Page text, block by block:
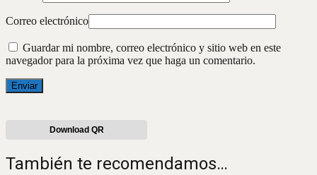
Correo electrónico
Guardar mi nombre, correo electrónico y sitio web en este
navegador para la próxima vez que haga un comentario.
Download QR
También te recomendamos…